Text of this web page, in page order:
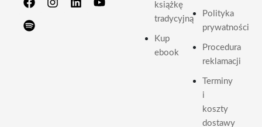
książkę
tradycyjną
Kup
ebook
Polityka
prywatności
Procedura
reklamacji
Terminy
i
koszty
dostawy